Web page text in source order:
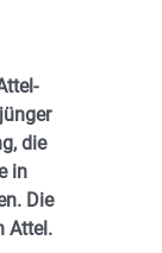
die
in
Die
Attel.